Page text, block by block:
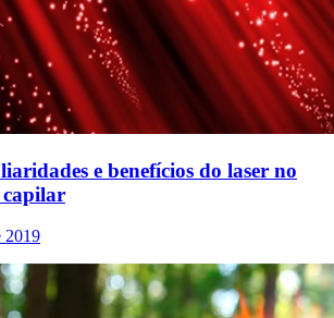
e benefícios do laser no
2019